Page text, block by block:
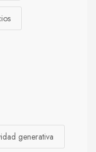
generativa